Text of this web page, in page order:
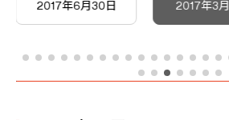
2017年6月30日 2017年3月